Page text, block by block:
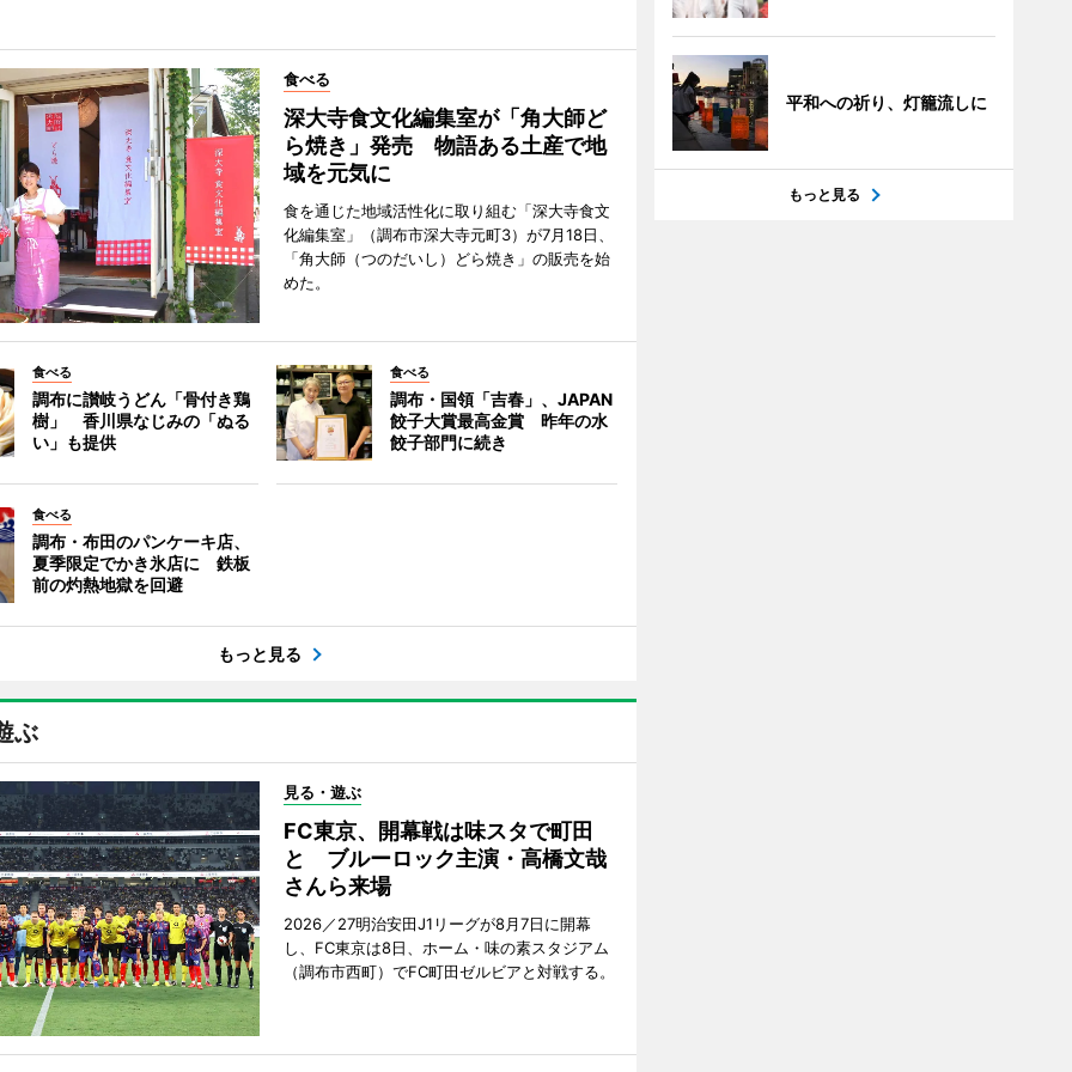
食べる
深大寺食文化編集室が「角大師ど
ら焼き」発売 物語ある土産で地
域を元気に
食を通じた地域活性化に取り組む「深大寺食文
化編集室」（調布市深大寺元町3）が7月18日、
「角大師（つのだいし）どら焼き」の販売を始
めた。
食べる
調布に讃岐うどん「骨付き鶏
樹」 香川県なじみの「ぬる
い」も提供
食べる
調布・国領「吉春」、JAPAN
餃子大賞最高金賞 昨年の水
餃子部門に続き
食べる
調布・布田のパンケーキ店、
夏季限定でかき氷店に 鉄板
前の灼熱地獄を回避
もっと見る
ぶ
見る・遊ぶ
FC東京、開幕戦は味スタで町田
と ブルーロック主演・高橋文哉
さんら来場
2026／27明治安田J1リーグが8月7日に開幕
し、FC東京は8日、ホーム・味の素スタジアム
（調布市西町）でFC町田ゼルビアと対戦する。
平和への祈り、灯籠流しに
もっと見る